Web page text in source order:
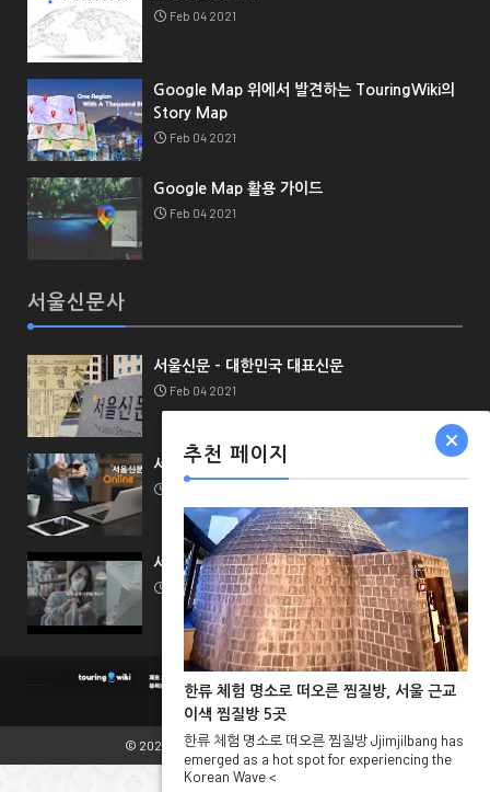
Feb 04 2021
Google Map 위에서 발견하는 TouringWiki의
Story Map
Feb 04 2021
Google Map 활용 가이드
Feb 04 2021
서울신문사
서울신문 - 대한민국 대표신문
Feb 04 2021
서울신문 채널 가이드
서울신문 비즈니스
Feb 04 2021
© 2021. TouringWiki All Rights Reserved.
추천 페이지
한류 체험 명소로 떠오른 찜질방, 서울 근교
이색 찜질방 5곳
한류 체험 명소로 떠오른 찜질방 Jjimjilbang has
emerged as a hot spot for experiencing the
Korean Wave <